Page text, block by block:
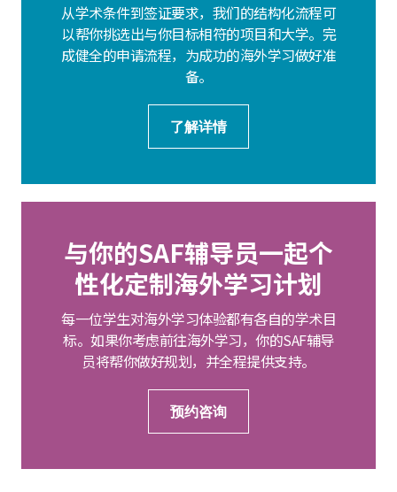
从学术条件到签证要求，我们的结构化流程可
以帮你挑选出与你目标相符的项目和大学。完
成健全的申请流程，为成功的海外学习做好准
备。
了解详情
与你的SAF辅导员一起个
性化定制海外学习计划
每一位学生对海外学习体验都有各自的学术目
标。如果你考虑前往海外学习，你的SAF辅导
员将帮你做好规划，并全程提供支持。
预约咨询